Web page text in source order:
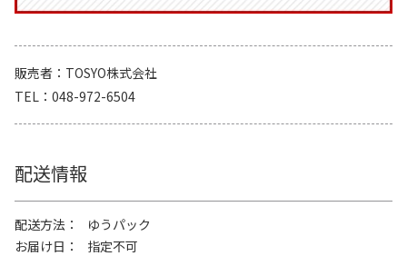
販売者
TOSYO株式会社
TEL
048-972-6504
配送情報
配送方法
ゆうパック
お届け日
指定不可